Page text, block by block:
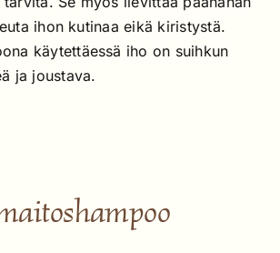
ihon kutinaa eikä kiristystä.
käytettäessä iho on suihkun
ja joustava.